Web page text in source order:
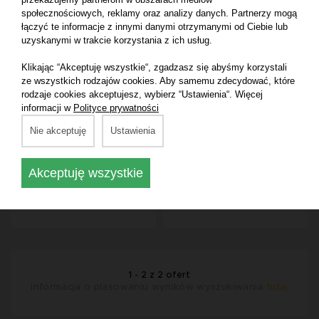
CAR WAX Pasta z
gąbką - 236ml -
(DF761) CARNUBA
CAR WAX Pasta z
gąbką
46,30 zł
WAX Krem Carnuba -
473ml - (DF766)
CARNUBA WAX Krem
1 - 2 z 2 ofert
tutaj
społecznościowych, reklamy oraz analizy danych. Partnerzy mogą
łączyć te informacje z innymi danymi otrzymanymi od Ciebie lub
uzyskanymi w trakcie korzystania z ich usług.
Klikając “Akceptuję wszystkie“, zgadzasz się abyśmy korzystali
ze wszystkich rodzajów cookies. Aby samemu zdecydować, które
rodzaje cookies akceptujesz, wybierz “Ustawienia“. Więcej
informacji w Polityce prywatności
Nie akceptuję Ustawienia
Akceptuję wszystkie